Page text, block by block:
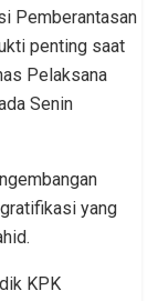
Pemberantasan
penting saat
Pelaksana
Senin
yang
KPK